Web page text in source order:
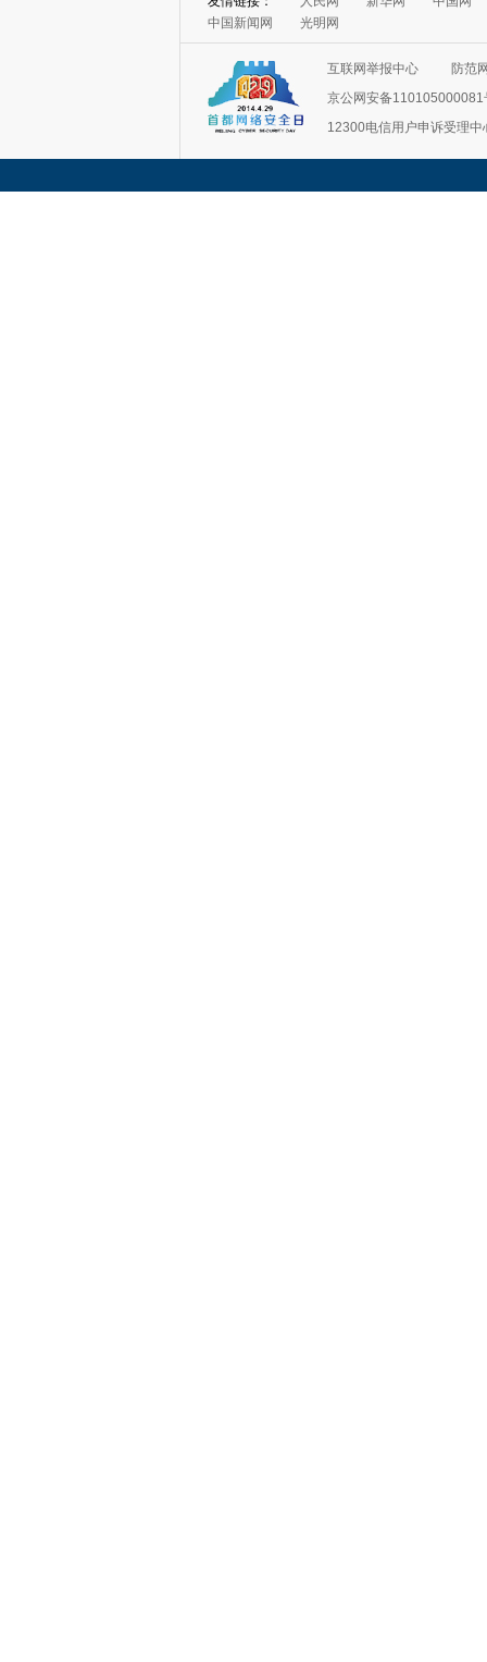
中国新闻网
光明网
互联网举报中心
防范
京公网安备110105000081
12300电信用户申诉受理中